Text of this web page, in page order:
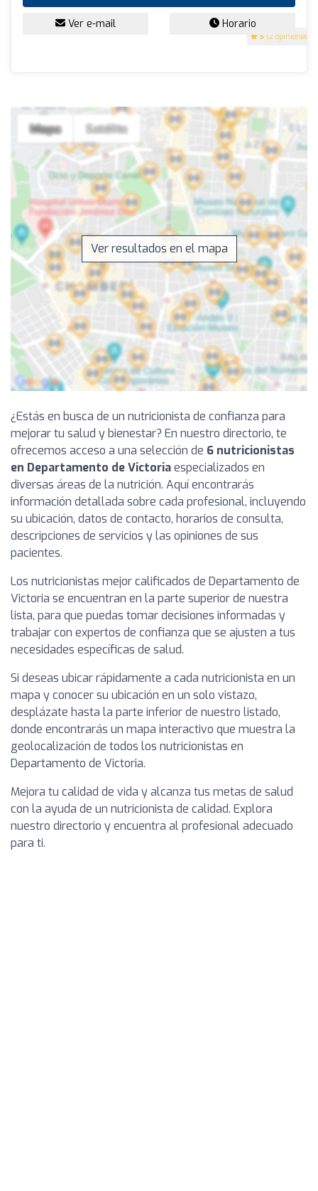
5 (2 opiniones)
Ver e-mail Horario
Ver resultados en el mapa
¿Estás en busca de un nutricionista de confianza para
mejorar tu salud y bienestar? En nuestro directorio, te
ofrecemos acceso a una selección de 6 nutricionistas
en Departamento de Victoriaespecializados en
diversas áreas de la nutrición. Aquí encontrarás
información detallada sobre cada profesional, incluyendo
su ubicación, datos de contacto, horarios de consulta,
descripciones de servicios y las opiniones de sus
pacientes.
Los nutricionistas mejor calificados de Departamento de
Victoria se encuentran en la parte superior de nuestra
lista, para que puedas tomar decisiones informadas y
trabajar con expertos de confianza que se ajusten a tus
necesidades específicas de salud.
Si deseas ubicar rápidamente a cada nutricionista en un
mapa y conocer su ubicación en un solo vistazo,
desplázate hasta la parte inferior de nuestro listado,
donde encontrarás un mapa interactivo que muestra la
geolocalización de todos los nutricionistas en
Departamento de Victoria.
Mejora tu calidad de vida y alcanza tus metas de salud
con la ayuda de un nutricionista de calidad. Explora
nuestro directorio y encuentra al profesional adecuado
para ti.